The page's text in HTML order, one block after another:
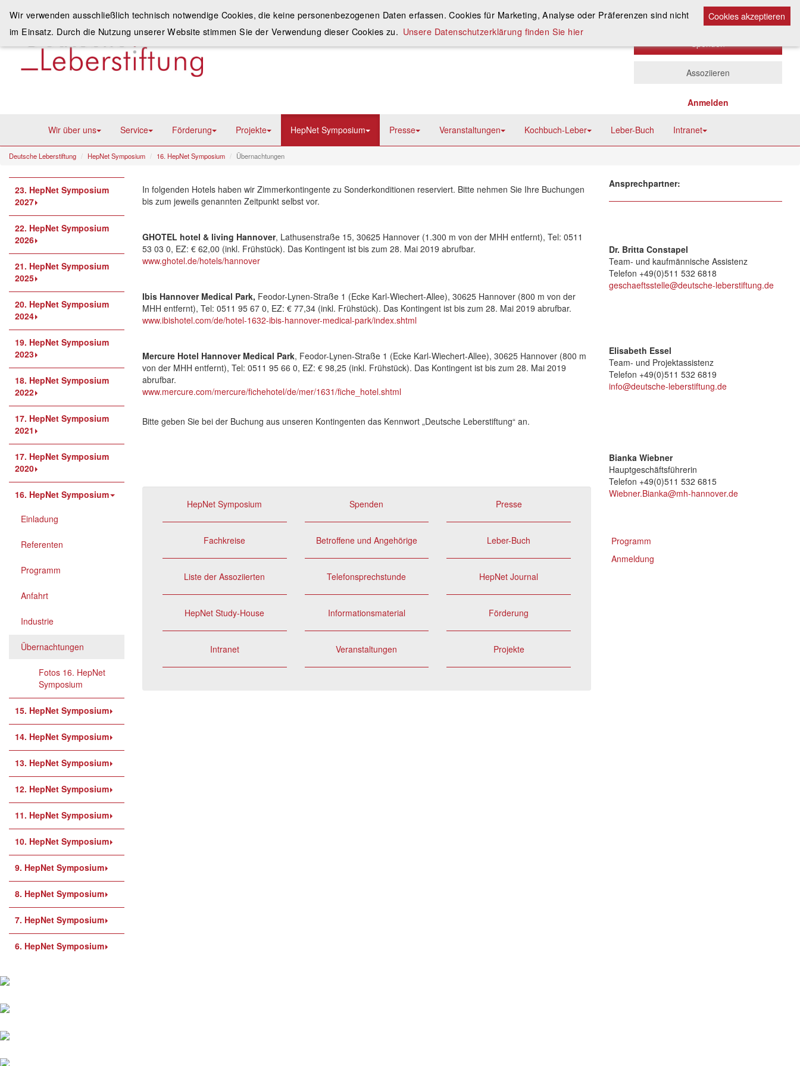
Kontakt AAA
Spenden
Assoziieren
Anmelden
Wir über uns Service Förderung Projekte HepNet Symposium Presse Veranstaltungen Kochbuch-Leber Leber-Buch Intranet
Deutsche Leberstiftung HepNet Symposium 16. HepNet Symposium Übernachtungen
23. HepNet Symposium
2027
22. HepNet Symposium
2026
21. HepNet Symposium
2025
20. HepNet Symposium
2024
19. HepNet Symposium
2023
18. HepNet Symposium
2022
17. HepNet Symposium
2021
17. HepNet Symposium
2020
16. HepNet Symposium
Einladung
Referenten
Programm
Anfahrt
Industrie
Übernachtungen
Fotos 16. HepNet
Symposium
15. HepNet Symposium
14. HepNet Symposium
13. HepNet Symposium
12. HepNet Symposium
11. HepNet Symposium
10. HepNet Symposium
9. HepNet Symposium
8. HepNet Symposium
7. HepNet Symposium
6. HepNet Symposium
In folgenden Hotels haben wir Zimmerkontingente zu Sonderkonditionen reserviert. Bitte nehmen Sie Ihre Buchungen
bis zum jeweils genannten Zeitpunkt selbst vor.
GHOTEL hotel & living Hannover, Lathusenstraße 15, 30625 Hannover (1.300 m von der MHH entfernt), Tel: 0511
53 03 0, EZ: € 62,00 (inkl. Frühstück). Das Kontingent ist bis zum 28. Mai 2019 abrufbar.
www.ghotel.de/hotels/hannover
Ibis Hannover Medical Park, Feodor-Lynen-Straße 1 (Ecke Karl-Wiechert-Allee), 30625 Hannover (800 m von der
MHH entfernt), Tel: 0511 95 67 0, EZ: € 77,34 (inkl. Frühstück). Das Kontingent ist bis zum 28. Mai 2019 abrufbar.
www.ibishotel.com/de/hotel-1632-ibis-hannover-medical-park/index.shtml
Mercure Hotel Hannover Medical Park, Feodor-Lynen-Straße 1 (Ecke Karl-Wiechert-Allee), 30625 Hannover (800 m
von der MHH entfernt), Tel: 0511 95 66 0, EZ: € 98,25 (inkl. Frühstück). Das Kontingent ist bis zum 28. Mai 2019
abrufbar.
www.mercure.com/mercure/fichehotel/de/mer/1631/fiche_hotel.shtml
Bitte geben Sie bei der Buchung aus unseren Kontingenten das Kennwort „Deutsche Leberstiftung“ an.
HepNet Symposium
Fachkreise
Liste der Assoziierten
HepNet Study-House
Intranet
Spenden
Betroffene und Angehörige
Telefonsprechstunde
Informationsmaterial
Veranstaltungen
Presse
Leber-Buch
HepNet Journal
Förderung
Projekte
Ansprechpartner:
Dr. Britta Constapel
Team- und kaufmännische Assistenz
Telefon +49(0)511 532 6818
geschaeftsstelle@deutsche-leberstiftung.de
Elisabeth Essel
Team- und Projektassistenz
Telefon +49(0)511 532 6819
info@deutsche-leberstiftung.de
Bianka Wiebner
Hauptgeschäftsführerin
Telefon +49(0)511 532 6815
Wiebner.Bianka@mh-hannover.de
Programm
Anmeldung
Cookies akzeptieren
Wir verwenden ausschließlich technisch notwendige Cookies, die keine personenbezogenen Daten erfassen. Cookies für Marketing, Analyse oder Präferenzen sind nicht
im Einsatz. Durch die Nutzung unserer Website stimmen Sie der Verwendung dieser Cookies zu. Unsere Datenschutzerklärung finden Sie hier